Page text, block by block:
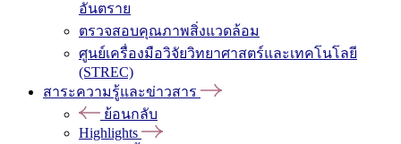
อันตราย
ตรวจสอบคุณภาพสิ่งแวดล้อม
ศูนย์เครื่องมือวิจัยวิทยาศาสตร์และเทคโนโลยี
(STREC)
สาระความรู้และข่าวสาร
ย้อนกลับ
Highlights